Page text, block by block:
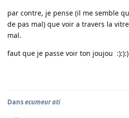
par contre, je pense (il me semble
de pas mal) que voir a travers la
mal.
faut que je passe voir ton joujou :):):)
Dansecumeur ati